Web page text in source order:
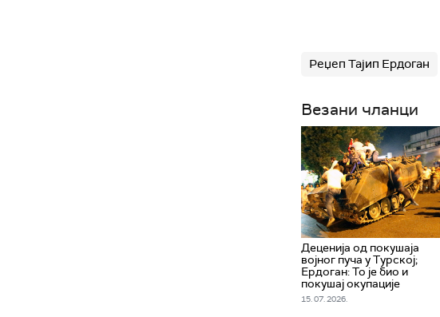
Реџеп Тајип Ердоган
Везани чланци
Деценија од покушаја
војног пуча у Турској;
Ердоган: То је био и
покушај окупације
15. 07. 2026.